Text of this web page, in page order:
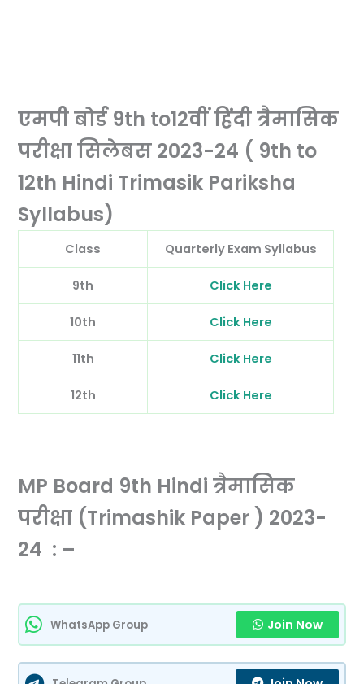
एमपी बोर्ड 9th to12वीं हिंदी त्रैमासिक
परीक्षा सिलेबस 2023-24 ( 9th to
12th Hindi Trimasik Pariksha
Syllabus)
Class Quarterly Exam Syllabus
9th Click Here
10th Click Here
11th Click Here
12th Click Here
MP Board 9th Hindi त्रैमासिक
परीक्षा (Trimashik Paper ) 2023-
24 : –
WhatsApp Group Join Now